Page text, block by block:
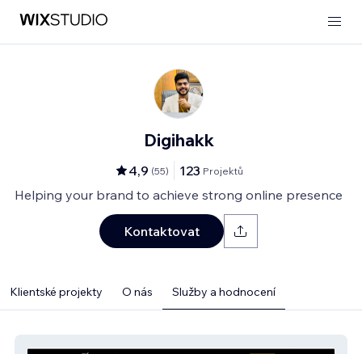
Digihakk
4,9 (55) 123 Projektů
Helping your brand to achieve strong online presence
Kontaktovat
Klientské projekty O nás Služby a hodnocení